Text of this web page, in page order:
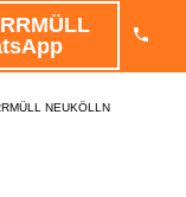
NEUKÖLLN